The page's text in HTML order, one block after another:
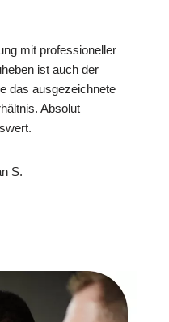
mit professioneller
ist auch der
das ausgezeichnete
Absolut
S.